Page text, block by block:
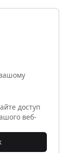
доступ
веб-